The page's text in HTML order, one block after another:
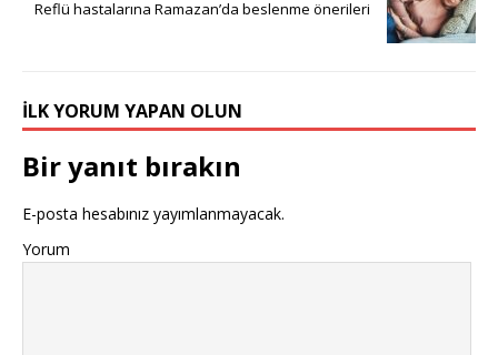
Reflü hastalarına Ramazan’da beslenme önerileri
İLK YORUM YAPAN OLUN
Bir yanıt bırakın
E-posta hesabınız yayımlanmayacak.
Yorum